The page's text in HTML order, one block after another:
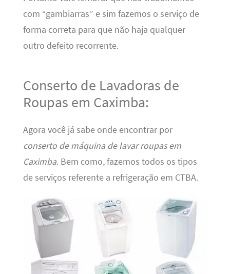
com “gambiarras” e sim fazemos o serviço de
forma correta para que não haja qualquer
outro defeito recorrente.
Conserto de Lavadoras de
Roupas em Caximba:
Agora você já sabe onde encontrar por
conserto de máquina de lavar roupas em
Caximba. Bem como, fazemos todos os tipos
de serviços referente a refrigeração em CTBA.